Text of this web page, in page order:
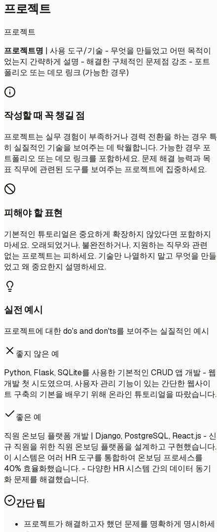
프로젝트
프로젝트
프로젝트명 | 사용 도구/기술 - 무엇을 만들었고 어떤 목적이
었는지 간략하게 설명 - 해결한 구체적인 문제점 강조 - 포트
폴리오 또는 데모 링크 (가능한 경우)
작성할 때 꼭 챙길 점
프로젝트는 실무 경험이 부족하거나 경력 전환을 하는 경우 특
히 실질적인 기술을 보여주는 데 탁월합니다. 가능한 경우 포
트폴리오 또는 데모 링크를 포함하세요. 문제 해결 능력과 목
표 직무에 관련된 도구를 보여주는 프로젝트에 집중하세요.
피해야 할 표현
기본적인 튜토리얼은 중요하게 확장하지 않았다면 포함하지
마세요. 오래되었거나, 불완전하거나, 지원하는 직무와 관련
없는 프로젝트는 피하세요. 기술만 나열하지 말고 무엇을 만들
었고 왜 중요한지 설명하세요.
실전 예시
프로젝트에 대한 do's and don'ts를 보여주는 실질적인 예시
좋지 않은 예
Python, Flask, SQLite를 사용한 기본적인 CRUD 앱 개발 - 웹
개발 첫 시도였으며, 사용자 관리 기능이 있는 간단한 웹사이
트 구축의 기본을 배우기 위해 온라인 튜토리얼을 따랐습니다.
좋은 예
직원 온보딩 플랫폼 개발 | Django, PostgreSQL, React.js - 신
규 직원을 위한 직원 온보딩 플랫폼을 설계하고 구현했습니다.
이 시스템은 여러 HR 도구를 통합하여 온보딩 프로세스를
40% 효율화했습니다. - 다양한 HR 시스템 간의 데이터 동기
화 문제를 해결했습니다.
간단 팁
프로젝트가 해결하고자 했던 문제를 명확하게 명시하세